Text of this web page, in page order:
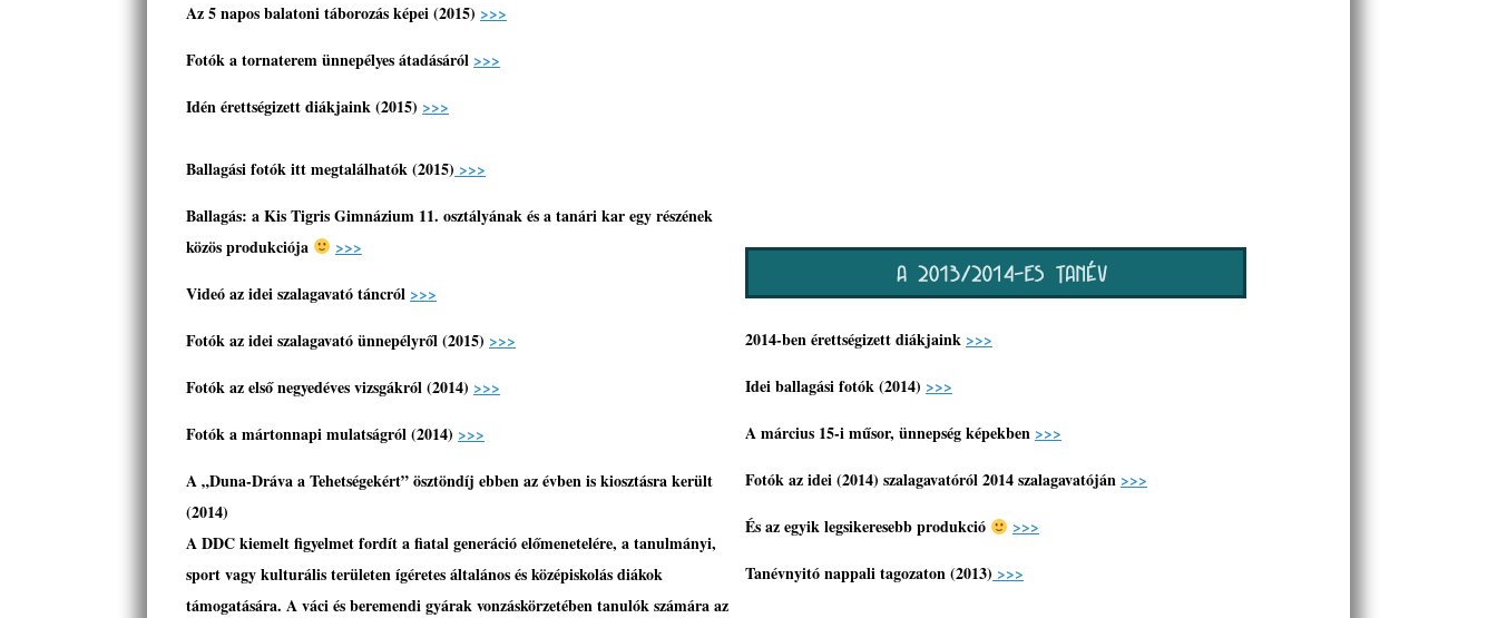
Az 5 napos balatoni táborozás képei (2015) >>>
Fotók a tornaterem ünnepélyes átadásáról >>>
Idén érettségizett diákjaink (2015) >>>
Ballagási fotók itt megtalálhatók (2015) >>>
Ballagás: a Kis Tigris Gimnázium 11. osztályának és a tanári kar egy részének
közös produkciója
>>>
Videó az idei szalagavató táncról >>>
Fotók az idei szalagavató ünnepélyről (2015) >>>
Fotók az első negyedéves vizsgákról (2014) >>>
Fotók a mártonnapi mulatságról (2014) >>>
A „Duna-Dráva a Tehetségekért” ösztöndíj ebben az évben is kiosztásra került
(2014)
A DDC kiemelt figyelmet fordít a fiatal generáció előmenetelére, a tanulmányi,
sport vagy kulturális területen ígéretes általános és középiskolás diákok
támogatására. A váci és beremendi gyárak vonzáskörzetében tanulók számára az
2014-ben érettségizett diákjaink >>>
Idei ballagási fotók (2014) >>>
A március 15-i műsor, ünnepség képekben >>>
Fotók az idei (2014) szalagavatóról 2014 szalagavatóján >>>
És az egyik legsikeresebb produkció
>>>
Tanévnyitó nappali tagozaton (2013) >>>